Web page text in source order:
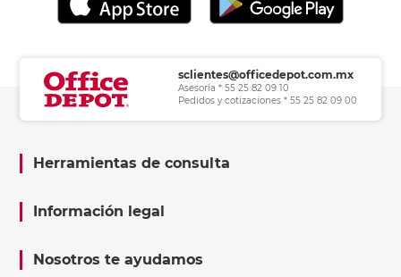
sclientes@officedepot.com.mx
Asesoría * 55 25 82 09 10
Pedidos y cotizaciones * 55 25 82 09 00
Herramientas de consulta
Información legal
Nosotros te ayudamos